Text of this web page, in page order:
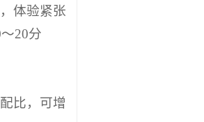
体验紧张
20分
比，可增